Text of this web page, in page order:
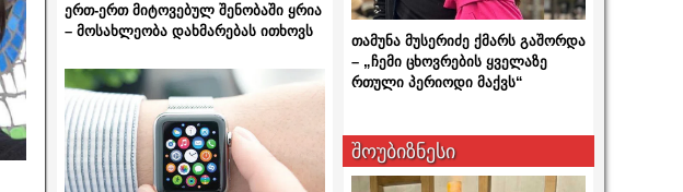
ერთ-ერთ მიტოვებულ შენობაში ყრია
– მოსახლეობა დახმარებას ითხოვს
თამუნა მუსერიძე ქმარს გაშორდა
– „ჩემი ცხოვრების ყველაზე
რთული პერიოდი მაქვს“
შოუბიზნესი